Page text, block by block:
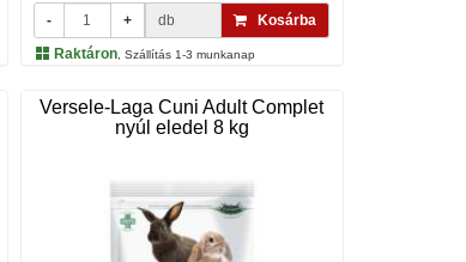
- + db
Kosárba
Raktáron, Szállítás 1-3 munkanap
Versele-Laga Cuni Adult Complet
nyúl eledel 8 kg